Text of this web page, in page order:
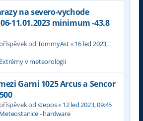
na severo-vychode
11.01.2023 minimum -43.8
od TommyAst«16 led 2023,
Extrémy v meteorologii
Garni 1025 Arcus a Sencor
od stepos« 12 led 2023, 09:45
Meteostanice - hardware